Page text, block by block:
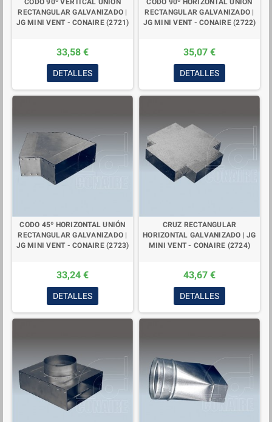
RECTANGULAR GALVANIZADO |
JG MINI VENT - CONAIRE (2721)
33,58 €
DETALLES
RECTANGULAR GALVANIZADO |
JG MINI VENT - CONAIRE (2722)
35,07 €
DETALLES
CODO 45º HORIZONTAL UNIÓN
RECTANGULAR GALVANIZADO |
JG MINI VENT - CONAIRE (2723)
33,24 €
DETALLES
CRUZ RECTANGULAR
HORIZONTAL GALVANIZADO | JG
MINI VENT - CONAIRE (2724)
43,67 €
DETALLES